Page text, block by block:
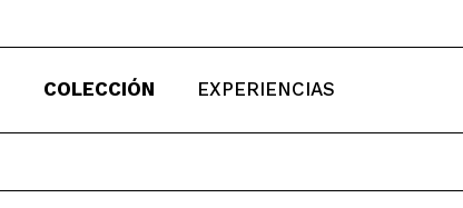
COLECCIÓN EXPERIENCIAS